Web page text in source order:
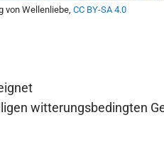
von Wellenliebe, CC BY-SA 4.0
witterungsbedingten